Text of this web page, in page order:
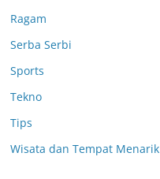
Ragam
Serba Serbi
Sports
Tekno
Tips
Wisata dan Tempat Menarik